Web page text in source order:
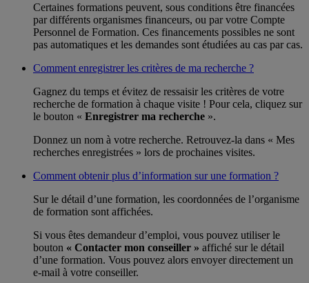
Certaines formations peuvent, sous conditions être financées
par différents organismes financeurs, ou par votre Compte
Personnel de Formation. Ces financements possibles ne sont
pas automatiques et les demandes sont étudiées au cas par cas.
Comment enregistrer les critères de ma recherche ?
Gagnez du temps et évitez de ressaisir les critères de votre
recherche de formation à chaque visite ! Pour cela, cliquez sur
le bouton « Enregistrer ma recherche ».
Donnez un nom à votre recherche. Retrouvez-la dans « Mes
recherches enregistrées » lors de prochaines visites.
Comment obtenir plus d’information sur une formation ?
Sur le détail d’une formation, les coordonnées de l’organisme
de formation sont affichées.
Si vous êtes demandeur d’emploi, vous pouvez utiliser le
bouton « Contacter mon conseiller » affiché sur le détail
d’une formation. Vous pouvez alors envoyer directement un
e-mail à votre conseiller.